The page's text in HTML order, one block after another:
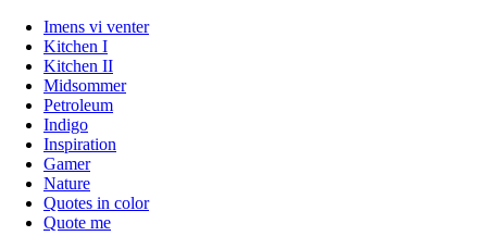
Imens vi venter
Kitchen I
Kitchen II
Midsommer
Petroleum
Indigo
Inspiration
Gamer
Nature
Quotes in color
Quote me